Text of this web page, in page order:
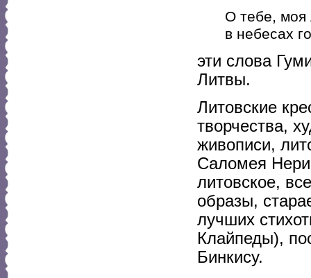
О тебе,
в небесах
эти слова
Литвы.
Литовские
творчества,
живописи,
Саломея
литовское,
образы,
лучших
Клайпеды),
Бинкису.